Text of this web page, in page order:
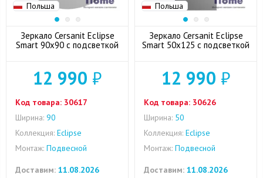
Польша
Зеркало Cersanit Eclipse
Smart 90x90 с подсветкой
12 990 ₽
Код товара: 30617
Ширина: 90
Коллекция: Eclipse
Монтаж: Подвесной
Доставим: 11.08.2026
Польша
Зеркало Cersanit Eclipse
Smart 50x125 с подсветкой
12 990 ₽
Код товара: 30626
Ширина: 50
Коллекция: Eclipse
Монтаж: Подвесной
Доставим: 11.08.2026